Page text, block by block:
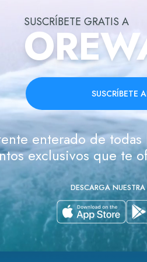
SUSCRÍBETE GRATIS A
SUSCRÍBETE
enterado de
exclusivos que te
DESCARGA